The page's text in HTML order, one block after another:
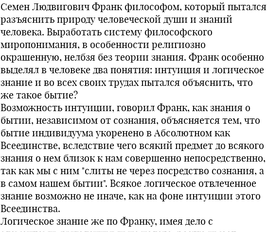
Семен Людвигович Франк философом, который пытался
разъяснить природу человеческой души и знаний
человека. Выработать систему философского
миропонимания, в особенности религиозно
окрашенную, нелбзя без теории знания. Франк особенно
выделял в человеке два понятия: интуиция и логическое
знание и во всех своих трудах пытался объяснить, что
же такое бытие?
Возможность интуиции, говорил Франк, как знания о
бытии, независимом от сознания, объясняется тем, что
бытие индивидуума укоренено в Абсолютном как
Всеединстве, вследствие чего всякий предмет до всякого
знания о нем близок к нам совершенно непосредственно,
так как мы с ним "слиты не через посредство сознания, а
в самом нашем бытии". Всякое логическое отвлеченное
знание возможно не иначе, как на фоне интуиции этого
Всеединства.
Логическое знание же по Франку, имея дело с